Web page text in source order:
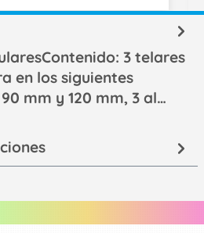
3 telares
en los siguientes
mm y 120 mm, 3 al…